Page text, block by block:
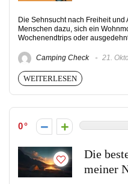
Die Sehnsucht nach Freiheit
Menschen dazu, sich ein
Wochenendtrips oder
Camping Check 21.
WEITERLESEN
0
Die
meiner